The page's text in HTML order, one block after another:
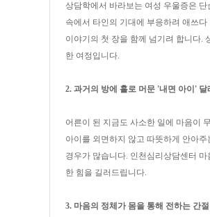
상담학에서 바라보는 여성 우울증은
속에서 타인의 기대에 부응하려 애쓰
이야기의 첫 장을 함께 넘기려 합니다.
한 여정입니다.
2. 과거의 방에 홀로 머문 '내면 아이' 달
어른이 된 지금도 사소한 일에 마음이
아이를 외면하지 않고 따뜻하게 안아
경우가 많습니다. 인천심리상담센터
한 힘을 길러드립니다.
3. 마음의 정체가 몸을 통해 전하는 간